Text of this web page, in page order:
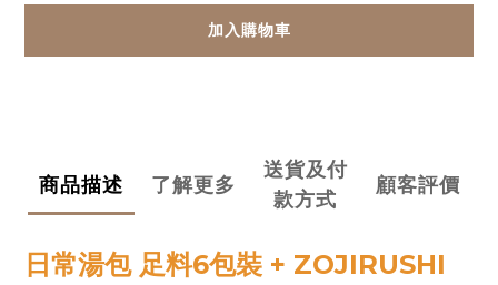
加入購物車
商品描述 了解更多
送貨及付
款方式
顧客評價
日常湯包 足料6包裝 + ZOJIRUSHI